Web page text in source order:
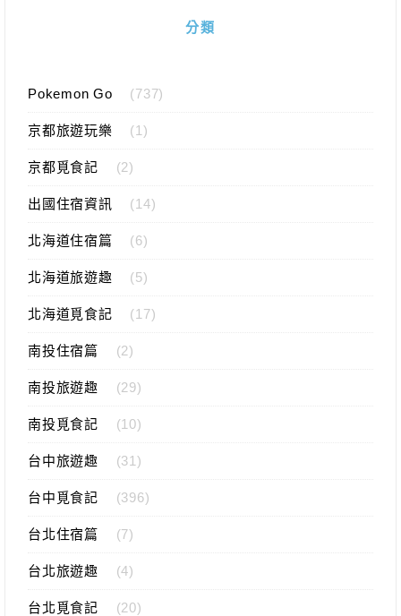
分類
Pokemon Go (737)
京都旅遊玩樂 (1)
京都覓食記 (2)
出國住宿資訊 (14)
北海道住宿篇 (6)
北海道旅遊趣 (5)
北海道覓食記 (17)
南投住宿篇 (2)
南投旅遊趣 (29)
南投覓食記 (10)
台中旅遊趣 (31)
台中覓食記 (396)
台北住宿篇 (7)
台北旅遊趣 (4)
台北覓食記 (20)